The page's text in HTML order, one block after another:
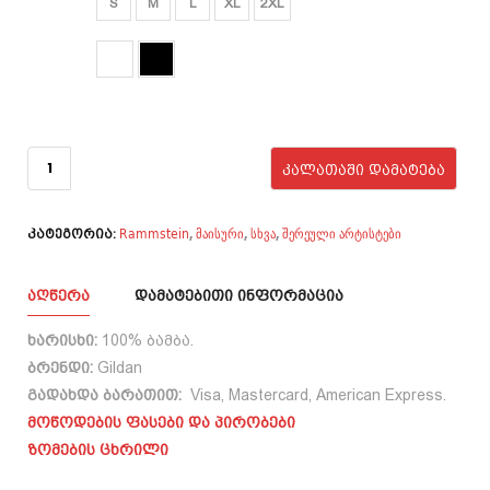
₾40.00.
₾33.00.
S M L XL 2XL
რაოდენობა:
Rammstein -
ᲙᲐᲚᲐᲗᲐᲨᲘ ᲓᲐᲛᲐᲢᲔᲑᲐ
კატეგორია: Rammstein,მაისური,სხვა,შერეული არტისტები
ᲐᲦᲬᲔᲠᲐ ᲓᲐᲛᲐᲢᲔᲑᲘᲗᲘ ᲘᲜᲤᲝᲠᲛᲐᲪᲘᲐ
ხარისხი: 100% ბამბა.
ბრენდი: Gildan
გადახდა ბარათით: Visa, Mastercard, American Express.
მოწოდების ფასები და პირობები
ზომების ცხრილი